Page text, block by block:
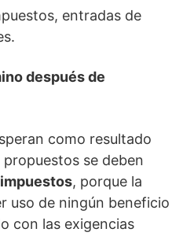
entradas de
después de
como resultado
se deben
impuestos, porque la
uso de ningún beneficio
con las exigencias